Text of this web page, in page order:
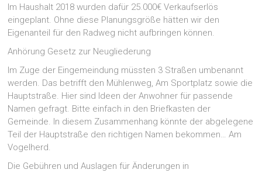
Im Haushalt 2018 wurden dafür 25.000€ Verkaufserlös
eingeplant. Ohne diese Planungsgröße hätten wir den
Eigenanteil für den Radweg nicht aufbringen können.
Anhörung Gesetz zur Neugliederung
Im Zuge der Eingemeindung müssten 3 Straßen umbenannt
werden. Das betrifft den Mühlenweg, Am Sportplatz sowie die
Hauptstraße. Hier sind Ideen der Anwohner für passende
Namen gefragt. Bitte einfach in den Briefkasten der
Gemeinde. In diesem Zusammenhang könnte der abgelegene
Teil der Hauptstraße den richtigen Namen bekommen… Am
Vogelherd.
Die Gebühren und Auslagen für Änderungen in